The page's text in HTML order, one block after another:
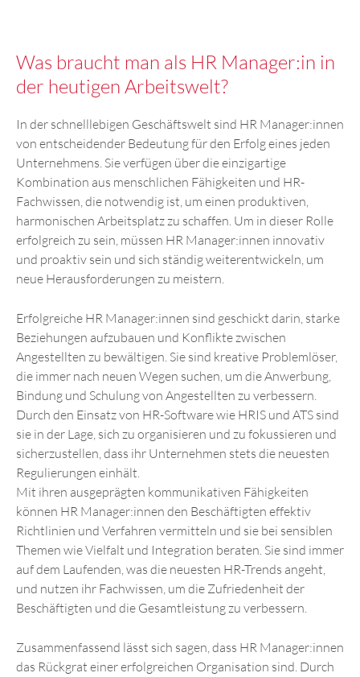
Was braucht man als HR Manager:in in
der heutigen Arbeitswelt?
In der schnelllebigen Geschäftswelt sind HR Manager:innen
von entscheidender Bedeutung für den Erfolg eines jeden
Unternehmens. Sie verfügen über die einzigartige
Kombination aus menschlichen Fähigkeiten und HR-
Fachwissen, die notwendig ist, um einen produktiven,
harmonischen Arbeitsplatz zu schaffen. Um in dieser Rolle
erfolgreich zu sein, müssen HR Manager:innen innovativ
und proaktiv sein und sich ständig weiterentwickeln, um
neue Herausforderungen zu meistern.
Erfolgreiche HR Manager:innen sind geschickt darin, starke
Beziehungen aufzubauen und Konflikte zwischen
Angestellten zu bewältigen. Sie sind kreative Problemlöser,
die immer nach neuen Wegen suchen, um die Anwerbung,
Bindung und Schulung von Angestellten zu verbessern.
Durch den Einsatz von HR-Software wie HRIS und ATS sind
sie in der Lage, sich zu organisieren und zu fokussieren und
sicherzustellen, dass ihr Unternehmen stets die neuesten
Regulierungen einhält.
Mit ihren ausgeprägten kommunikativen Fähigkeiten
können HR Manager:innen den Beschäftigten effektiv
Richtlinien und Verfahren vermitteln und sie bei sensiblen
Themen wie Vielfalt und Integration beraten. Sie sind immer
auf dem Laufenden, was die neuesten HR-Trends angeht,
und nutzen ihr Fachwissen, um die Zufriedenheit der
Beschäftigten und die Gesamtleistung zu verbessern.
Zusammenfassend lässt sich sagen, dass HR Manager:innen
das Rückgrat einer erfolgreichen Organisation sind. Durch